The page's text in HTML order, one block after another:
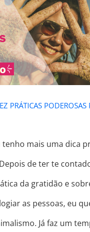
MAIS * DEZ
PRA 2018 *
PRÁTICAS
tenho mais uma dica
de ter te
da gratidão e
as pessoas, eu
Já faz um